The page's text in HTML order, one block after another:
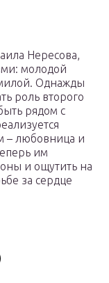
Нересова,
молодой
Однажды
роль второго
рядом с
– любовница и
им
и ощутить на
за сердце